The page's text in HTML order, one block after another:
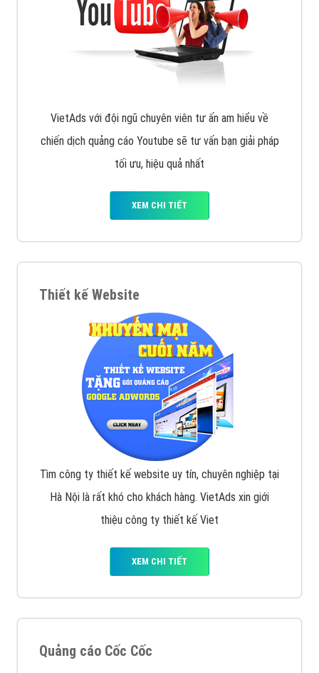
VietAds với đội ngũ chuyên viên tư ấn am hiểu về
chiến dịch quảng cáo Youtube sẽ tư vấn bạn giải pháp
tối ưu, hiệu quả nhất
XEM CHI TIẾT
Thiết kế Website
Tìm công ty thiết kế website uy tín, chuyên nghiệp tại
Hà Nội là rất khó cho khách hàng. VietAds xin giới
thiệu công ty thiết kế Viet
XEM CHI TIẾT
Quảng cáo Cốc Cốc